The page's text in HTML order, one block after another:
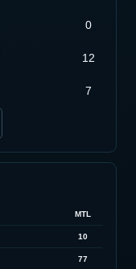
0
12
7
MTL
10
77